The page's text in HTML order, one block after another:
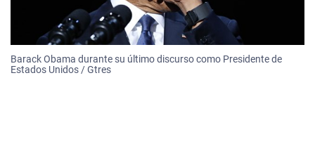
Barack Obama durante su último discurso como Presidente de
Estados Unidos / Gtres